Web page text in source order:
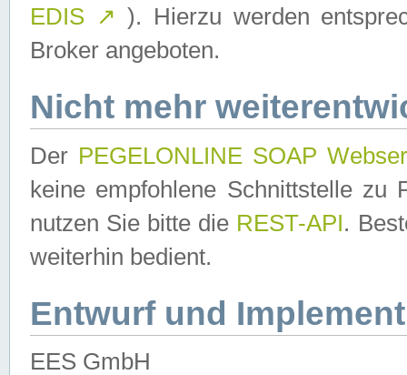
EDIS ↗ ). Hierzu werden
Broker angeboten.
Nicht mehr
Der PEGELONLINE SOAP
keine empfohlene Schnittstelle zu
nutzen Sie bitte die REST-API.
weiterhin bedient.
Entwurf und
EES GmbH